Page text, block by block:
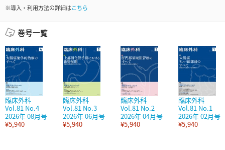
※導入・利用方法の詳細はこちら
巻号一覧
臨床外科
Vol.81 No.4
2026年 08月号
¥5,940
臨床外科
Vol.81 No.3
2026年 06月号
¥5,940
臨床外科
Vol.81 No.2
2026年 04月号
¥5,940
臨床外科
Vol.81 No.1
2026年 02月号
¥5,940